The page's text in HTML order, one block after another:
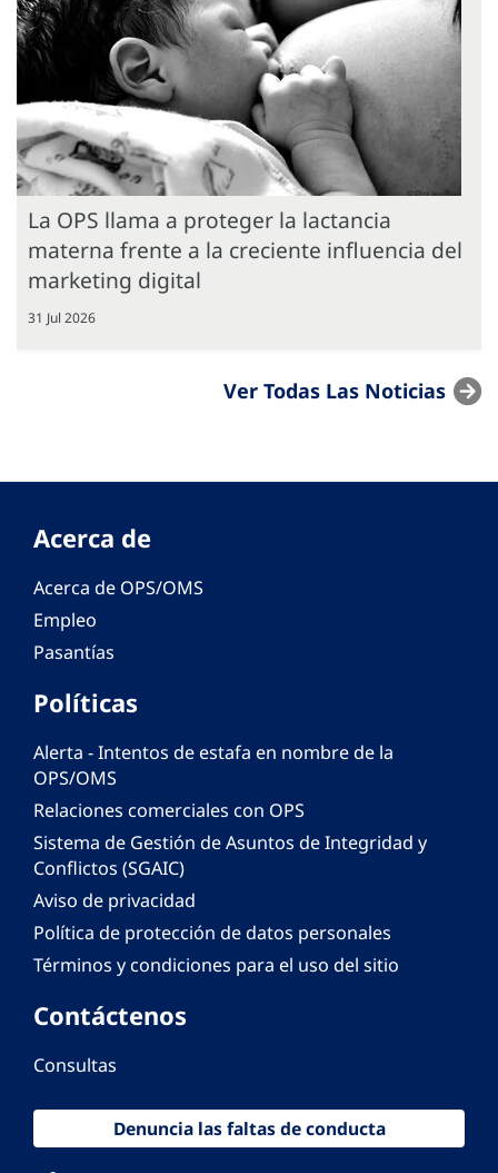
La OPS llama a proteger la lactancia
materna frente a la creciente influencia del
marketing digital
31 Jul 2026
Ver Todas Las Noticias
Acerca de
Acerca de OPS/OMS
Empleo
Pasantías
Políticas
Alerta - Intentos de estafa en nombre de la
OPS/OMS
Relaciones comerciales con OPS
Sistema de Gestión de Asuntos de Integridad y
Conflictos (SGAIC)
Aviso de privacidad
Política de protección de datos personales
Términos y condiciones para el uso del sitio
Contáctenos
Consultas
Denuncia las faltas de conducta